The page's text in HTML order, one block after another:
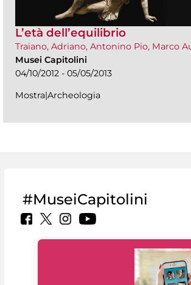
L’età dell’equilibrio
Traiano, Adriano, Antonino Pio, Marco
Musei Capitolini
04/10/2012 - 05/05/2013
Mostra|Archeologia
#MuseiCapitolini